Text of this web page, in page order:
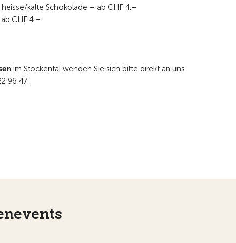
kalte Schokolade – ab CHF 4.–
CHF 4.–
im Stockental wenden Sie sich bitte direkt an uns:
96 47.